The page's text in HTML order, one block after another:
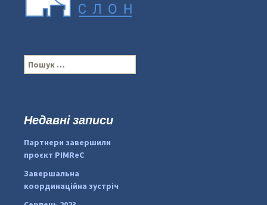
П
о
:Недавні записи
Партнери завершили
проєкт PIMReC
Завершальна
координаційна зустріч